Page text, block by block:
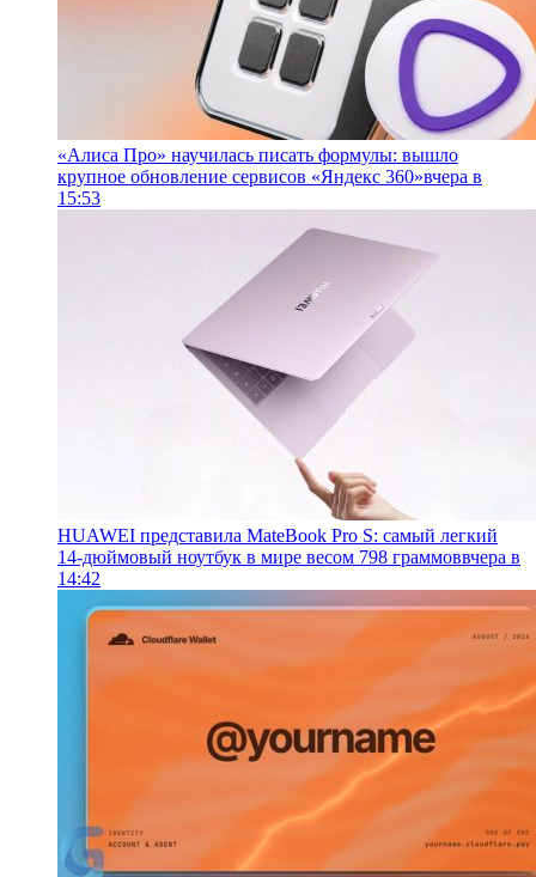
«Алиса Про» научилась писать формулы: вышло
крупное обновление сервисов «Яндекс 360»вчера в
15:53
HUAWEI представила MateBook Pro S: самый легкий
14-дюймовый ноутбук в мире весом 798 граммоввчера в
14:42